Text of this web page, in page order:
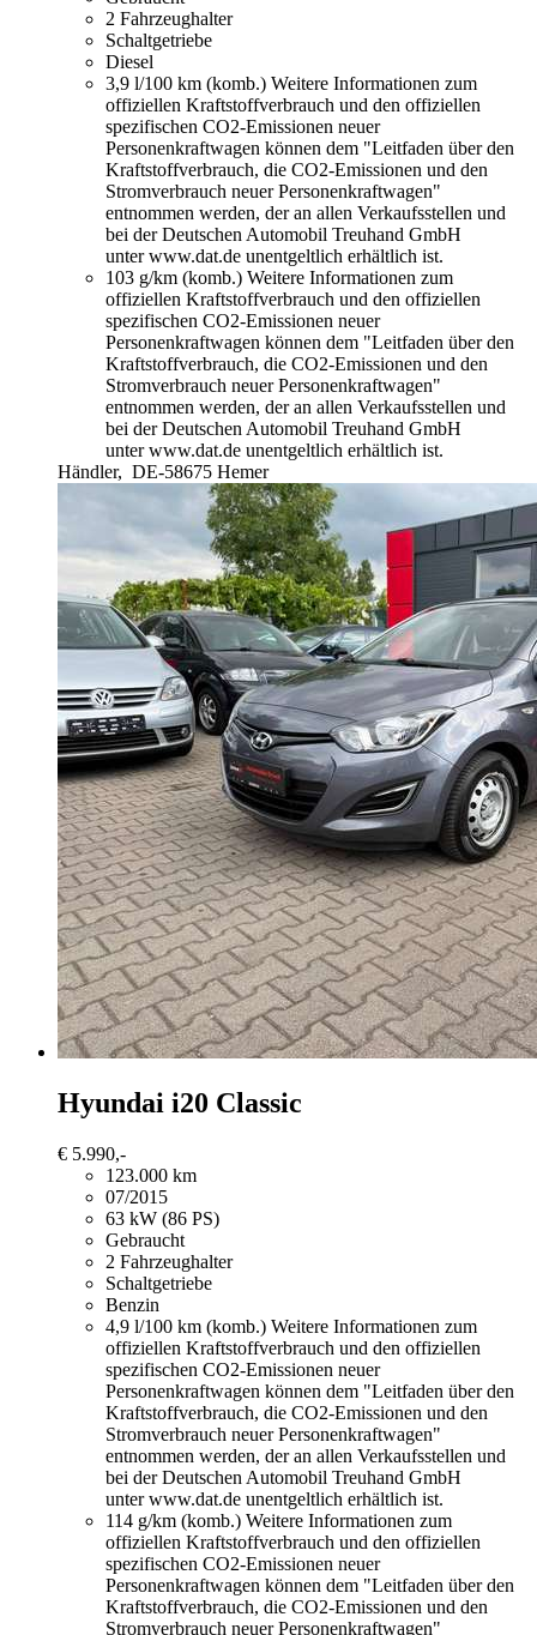
2 Fahrzeughalter
Schaltgetriebe
Diesel
3,9 l/100 km (komb.) Weitere Informationen zum
offiziellen Kraftstoffverbrauch und den offiziellen
spezifischen CO2-Emissionen neuer
Personenkraftwagen können dem "Leitfaden über den
Kraftstoffverbrauch, die CO2-Emissionen und den
Stromverbrauch neuer Personenkraftwagen"
entnommen werden, der an allen Verkaufsstellen und
bei der Deutschen Automobil Treuhand GmbH
unter www.dat.de unentgeltlich erhältlich ist.
103 g/km (komb.) Weitere Informationen zum
offiziellen Kraftstoffverbrauch und den offiziellen
spezifischen CO2-Emissionen neuer
Personenkraftwagen können dem "Leitfaden über den
Kraftstoffverbrauch, die CO2-Emissionen und den
Stromverbrauch neuer Personenkraftwagen"
entnommen werden, der an allen Verkaufsstellen und
bei der Deutschen Automobil Treuhand GmbH
unter www.dat.de unentgeltlich erhältlich ist.
Händler, DE-58675 Hemer
Hyundai i20 Classic
€ 5.990,-
123.000 km
07/2015
63 kW (86 PS)
Gebraucht
2 Fahrzeughalter
Schaltgetriebe
Benzin
4,9 l/100 km (komb.) Weitere Informationen zum
offiziellen Kraftstoffverbrauch und den offiziellen
spezifischen CO2-Emissionen neuer
Personenkraftwagen können dem "Leitfaden über den
Kraftstoffverbrauch, die CO2-Emissionen und den
Stromverbrauch neuer Personenkraftwagen"
entnommen werden, der an allen Verkaufsstellen und
bei der Deutschen Automobil Treuhand GmbH
unter www.dat.de unentgeltlich erhältlich ist.
114 g/km (komb.) Weitere Informationen zum
offiziellen Kraftstoffverbrauch und den offiziellen
spezifischen CO2-Emissionen neuer
Personenkraftwagen können dem "Leitfaden über den
Kraftstoffverbrauch, die CO2-Emissionen und den
Stromverbrauch neuer Personenkraftwagen"